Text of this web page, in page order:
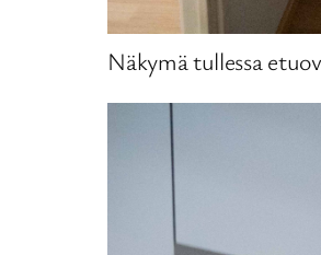
Näkymä tullessa